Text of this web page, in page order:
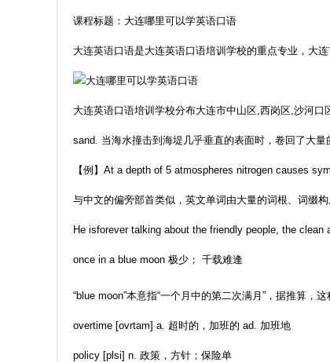
课程标题：大连哪里可以学英语口语
大连英语口语是大连英语口语培训学校的重点专业，大
大连英语口语培训学校分布大连市中山区,西岗区,沙河
sand. 当海水撞击到海堤几乎垂直的表面时，卷回了大量
【例】At a depth of 5 atmospheres nitrogen causes
与中文的偏旁部首类似，英文单词由大量的词根、词缀
He isforever talking about the friendly people, the
once in a blue moon 极少； 千载难逢
“blue moon”本意指“一个月中的第二次满月”，据推算，
overtime [ovrtam] a. 超时的，加班的 ad. 加班地
policy [plsi] n. 政策，方针；保险单